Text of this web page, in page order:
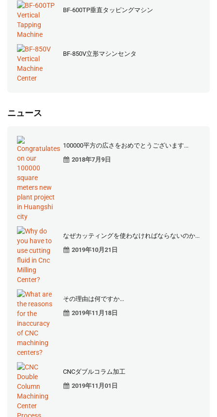
BF-600TP垂直タッピングマシン
BF-850V立形マシンセンタ
ニュース
100000平方の広さをおめでとうございます...
2018年7月9日
なぜカッティングを使わなければならないのか...
2019年10月21日
その理由は何ですか...
2019年11月18日
CNCダブルコラム加工
2019年11月01日